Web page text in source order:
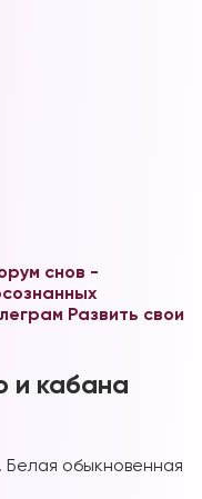
снов -
Развить свои
и кабана
Белая обыкновенная